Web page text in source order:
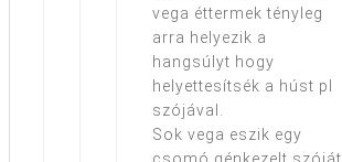
vega éttermek tényleg
arra helyezik a
hangsúlyt hogy
helyettesítsék a húst pl
szójával.
Sok vega eszik egy